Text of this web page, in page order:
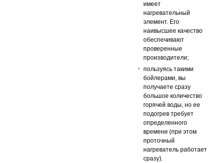
имеет
нагревательный
элемент. Его
наивысшее качество
обеспечивают
проверенные
производители;
пользуясь такими
бойлерами, вы
получаете сразу
большое количество
горячей воды, но ее
подогрев требует
определенного
времени (при этом
проточный
нагреватель работает
сразу).